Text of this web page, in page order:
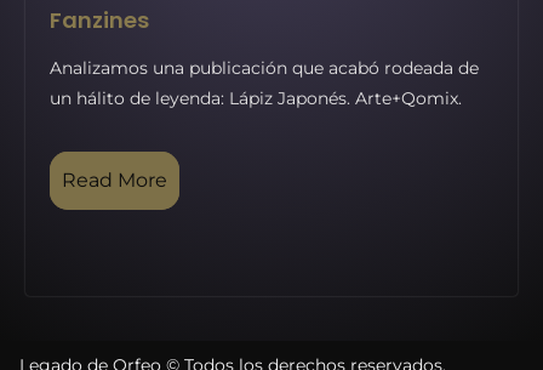
Fanzines
Analizamos una publicación que acabó rodeada de
un hálito de leyenda: Lápiz Japonés. Arte+Qomix.
Read More
Legado de Orfeo © Todos los derechos reservados.